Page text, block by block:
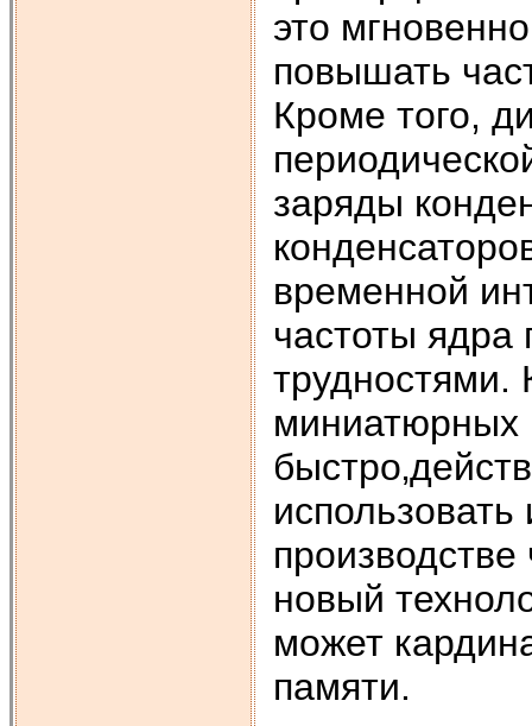
это
повышать
Кроме того,
заряды
временной
частоты
трудностями.
миниатюрных
новый
может
памяти.